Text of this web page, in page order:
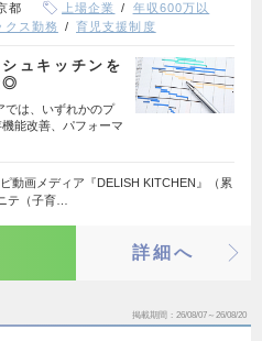
都 上場企業
年収600万以
クス勤務 育児支援制度
ュキッチンを
◎
では、いずれかのプ
能改善、パフォーマ
動画メディア『DELISH KITCHEN』（累
テ（子育…
詳細へ
掲載期間 26/08/07～26/08/20